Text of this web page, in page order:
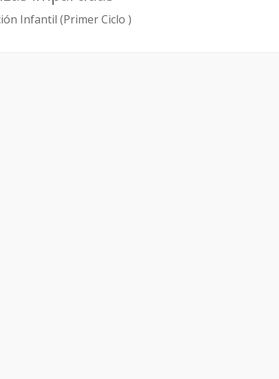
Infantil (Primer Ciclo )